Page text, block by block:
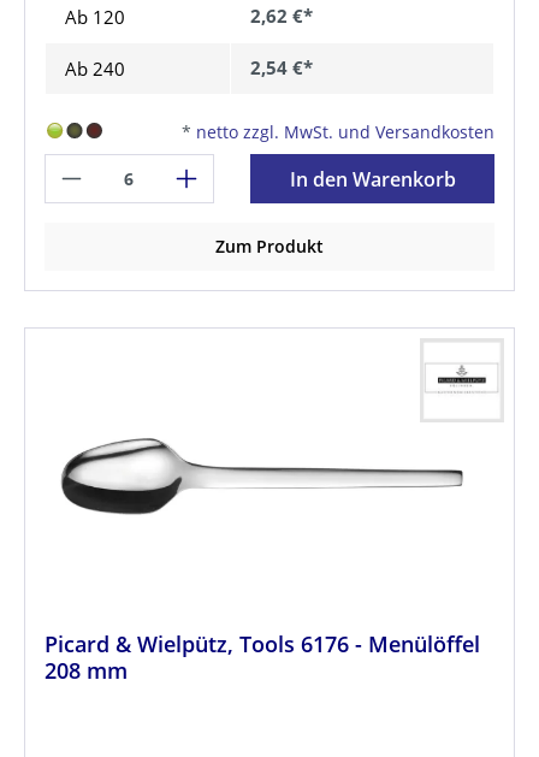
Ab 120 2,62 €*
Ab 240 2,54 €*
* netto zzgl. MwSt. und Versandkosten
In den Warenkorb
Zum Produkt
Picard & Wielpütz, Tools 6176 - Menülöffel
208 mm